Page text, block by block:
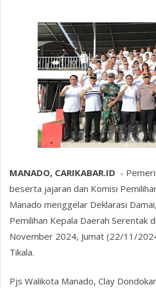
MANADO, CARIKABAR.ID -
beserta jajaran dan Komisi
Manado menggelar Deklarasi
Pemilihan Kepala Daerah Serentak
November 2024, Jumat (22/11/
Tikala.
Pjs Walikota Manado, Clay